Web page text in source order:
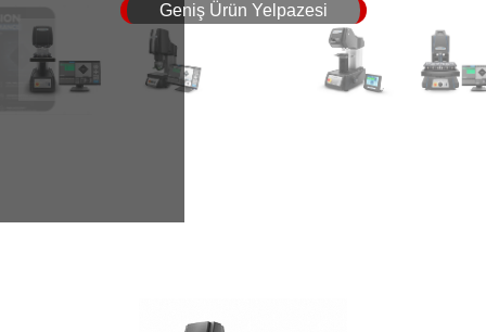
Geniş Ürün Yelpazesi
DETAYLAR İÇİN İLETİŞİME GECİNİZ!
Innovatest Sertlik Ölçüm Cihazları